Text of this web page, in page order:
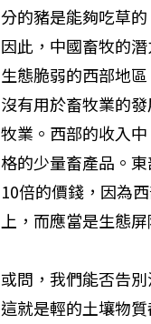
分的豬是能夠吃草
因此，中國畜牧的
生態脆弱的西部地
沒有用於畜牧業的
牧業。西部的收入
格的少量畜產品。
10倍的價錢，因為
上，而應當是生態
或問，我們能否告
這就是輕的土壤物